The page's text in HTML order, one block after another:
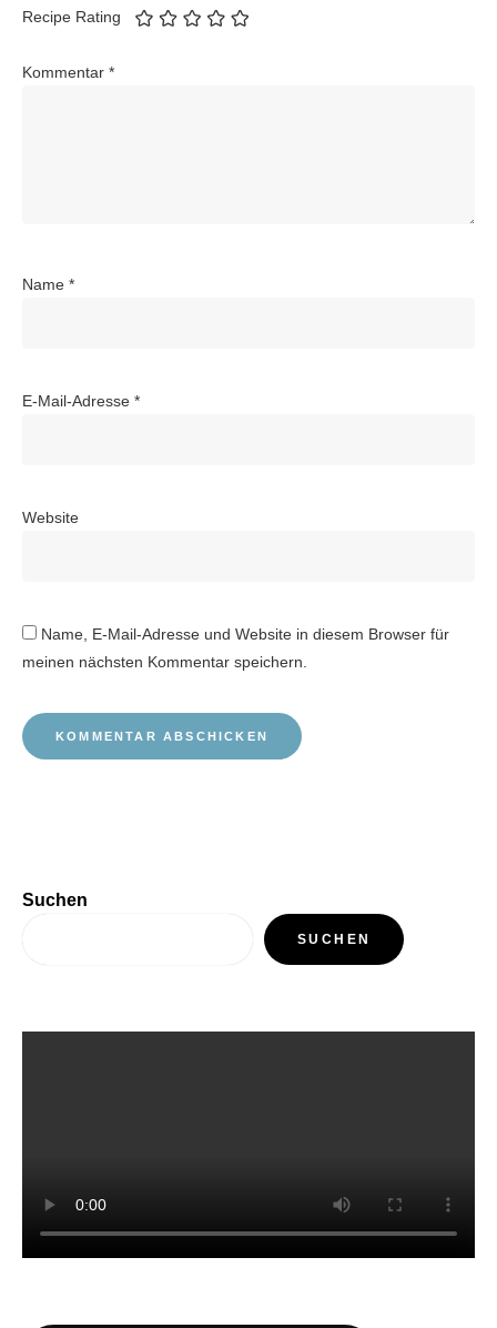
Recipe Rating
Kommentar *
Name *
E-Mail-Adresse *
Website
Name, E-Mail-Adresse und Website in diesem Browser für
meinen nächsten Kommentar speichern.
Suchen
SUCHEN